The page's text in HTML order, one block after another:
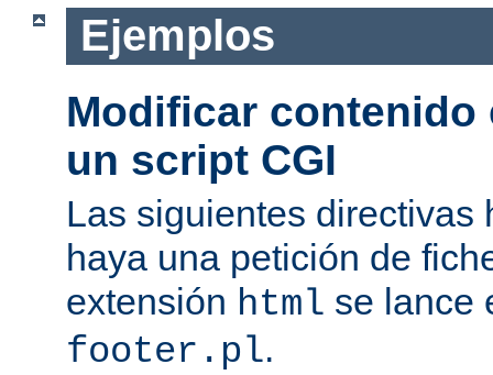
Ejemplos
Modificar
un script CGI
Las siguientes directivas
haya una petición de
extensión html se lance
footer.pl.